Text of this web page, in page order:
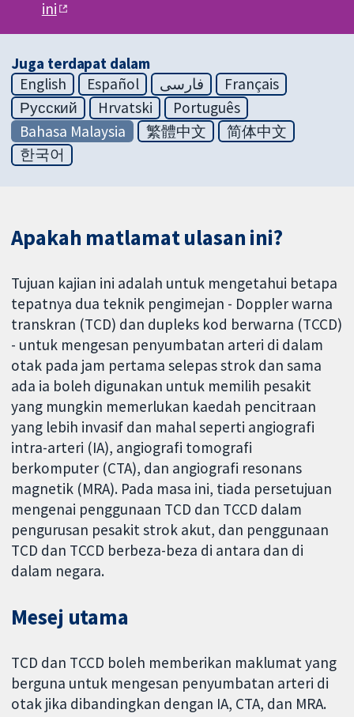
ini
Juga terdapat dalam
English
Español فارسی
Français
Русский
Hrvatski
Português
Bahasa Malaysia
繁體中文
简体中文
한국어
Apakah matlamat ulasan ini?
Tujuan kajian ini adalah untuk mengetahui betapa
tepatnya dua teknik pengimejan - Doppler warna
transkran (TCD) dan dupleks kod berwarna (TCCD)
- untuk mengesan penyumbatan arteri di dalam
otak pada jam pertama selepas strok dan sama
ada ia boleh digunakan untuk memilih pesakit
yang mungkin memerlukan kaedah pencitraan
yang lebih invasif dan mahal seperti angiografi
intra-arteri (IA), angiografi tomografi
berkomputer (CTA), dan angiografi resonans
magnetik (MRA). Pada masa ini, tiada persetujuan
mengenai penggunaan TCD dan TCCD dalam
pengurusan pesakit strok akut, dan penggunaan
TCD dan TCCD berbeza-beza di antara dan di
dalam negara.
Mesej utama
TCD dan TCCD boleh memberikan maklumat yang
berguna untuk mengesan penyumbatan arteri di
otak jika dibandingkan dengan IA, CTA, dan MRA.